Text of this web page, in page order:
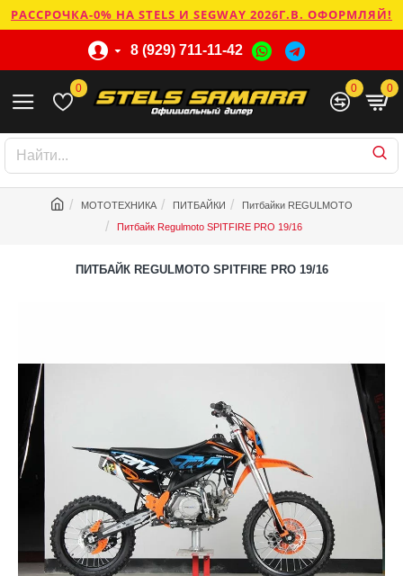
РАССРОЧКА-0% НА STELS И SEGWAY 2026Г.В. ОФОРМЛЯЙ!
8 (929) 711-11-42
0 0 0
МОТОТЕХНИКА ПИТБАЙКИ
Питбайки REGULMOTO
Питбайк Regulmoto SPITFIRE PRO 19/16
ПИТБАЙК REGULMOTO SPITFIRE PRO 19/16